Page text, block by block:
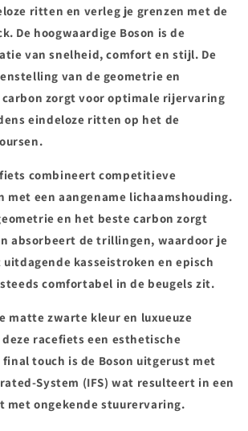
ritten en verleg je grenzen met de
De hoogwaardige Boson is de
van snelheid, comfort en stijl. De
van de geometrie en
zorgt voor optimale rijervaring
eindeloze ritten op het de
fiets combineert competitieve
met een aangename lichaamshouding.
en het beste carbon zorgt
absorbeert de trillingen, waardoor je
kasseistroken en episch
comfortabel in de beugels zit.
matte zwarte kleur en luxueuze
deze racefiets een esthetische
touch is de Boson uitgerust met
System (IFS) wat resulteert in een
met ongekende stuurervaring.